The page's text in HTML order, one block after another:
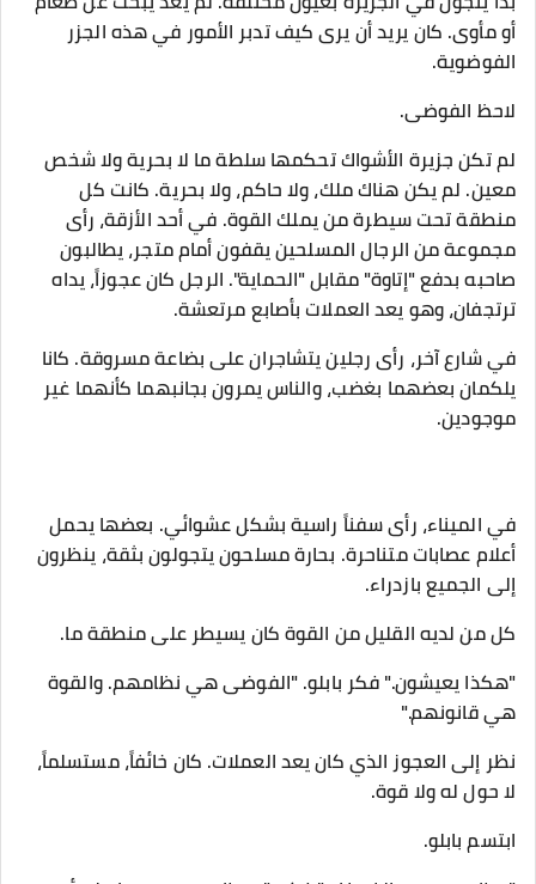
أو مأوى. كان يريد أن يرى كيف تدبر الأمور في هذه الجزر
الفوضوية.
لاحظ الفوضى.
لم تكن جزيرة الأشواك تحكمها سلطة ما لا بحرية ولا شخص
معين. لم يكن هناك ملك، ولا حاكم، ولا بحرية. كانت كل
منطقة تحت سيطرة من يملك القوة. في أحد الأزقة، رأى
مجموعة من الرجال المسلحين يقفون أمام متجر، يطالبون
صاحبه بدفع "إتاوة" مقابل "الحماية". الرجل كان عجوزاً، يداه
ترتجفان، وهو يعد العملات بأصابع مرتعشة.
في شارع آخر، رأى رجلين يتشاجران على بضاعة مسروقة. كانا
يلكمان بعضهما بغضب، والناس يمرون بجانبهما كأنهما غير
موجودين.
في الميناء، رأى سفناً راسية بشكل عشوائي. بعضها يحمل
أعلام عصابات متناحرة. بحارة مسلحون يتجولون بثقة، ينظرون
إلى الجميع بازدراء.
كل من لديه القليل من القوة كان يسيطر على منطقة ما.
"هكذا يعيشون." فكر بابلو. "الفوضى هي نظامهم. والقوة
هي قانونهم."
نظر إلى العجوز الذي كان يعد العملات. كان خائفاً، مستسلماً،
لا حول له ولا قوة.
ابتسم بابلو.